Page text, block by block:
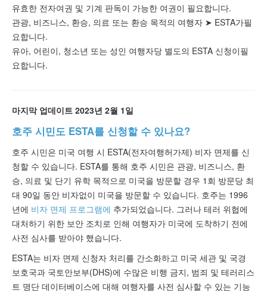
유효한 전자여권 및 기계 판독이 가능한 여권이 필요합니다.
관광, 비즈니스, 환승, 의료 또는 환승 목적의 여행자 ➤ ESTA가필
요합니다.
유아, 어린이, 청소년 또는 성인 여행자당 별도의 ESTA 신청이필
요합니다.
마지막 업데이트 2023년 2월 1일
호주 시민도 ESTA를 신청할 수 있나요?
호주 시민은 미국 여행 시 ESTA(전자여행허가제) 비자 면제를 신
청할 수 있습니다. ESTA를 통해 호주 시민은 관광, 비즈니스, 환
승, 의료 및 단기 유학 목적으로 미국을 방문할 경우 1회 방문당 최
대 90일 동안 비자없이 미국을 방문할 수 있습니다. 호주는 1996
년에 비자 면제 프로그램에 추가되었습니다. 그러나 테러 위협에
대처하기 위한 보안 조치로 인해 여행자가 미국에 도착하기 전에
사전 심사를 받아야 했습니다.
ESTA는 비자 면제 신청자 처리를 간소화하고 미국 세관 및 국경
보호국과 국토안보부(DHS)에 수많은 비행 금지, 범죄 및 테러리스
트 명단 데이터베이스에 대해 여행자를 사전 심사할 수 있는 기능